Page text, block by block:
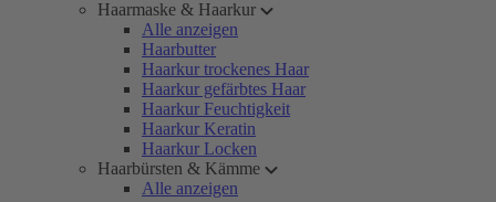
Haarmaske & Haarkur
Alle anzeigen
Haarbutter
Haarkur trockenes Haar
Haarkur gefärbtes Haar
Haarkur Feuchtigkeit
Haarkur Keratin
Haarkur Locken
Haarbürsten & Kämme
Alle anzeigen